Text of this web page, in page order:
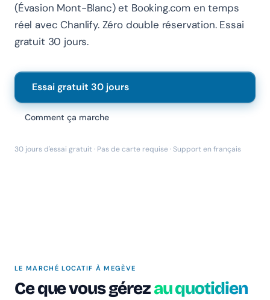
(Évasion Mont-Blanc) et Booking.com en temps
réel avec Chanlify. Zéro double réservation. Essai
gratuit 30 jours.
Essai gratuit 30 jours
Comment ça marche
30 jours d'essai gratuit · Pas de carte requise · Support en français
LE MARCHÉ LOCATIF À MEGÈVE
Ce que vous gérezau quotidien
Chanlify Assistant
Bonjour 👋 Je suis l'assistant Chanlify. Comment puis-
Hello! I'm the Chanlify assistant. How can I help?